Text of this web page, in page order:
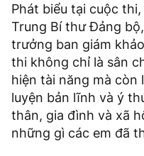
Phát biểu tại cuộc
Trung Bí thư Đảng
trưởng ban giám
thi không chỉ là sân
hiện tài năng mà còn
luyện bản lĩnh và ý
thân, gia đình và xã
những gì các em đã